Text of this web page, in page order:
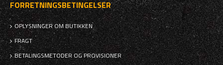
FORRETNINGSBETINGELSER
OPLYSNINGER OM BUTIKKEN
FRAGT
BETALINGSMETODER OG PROVISIONER